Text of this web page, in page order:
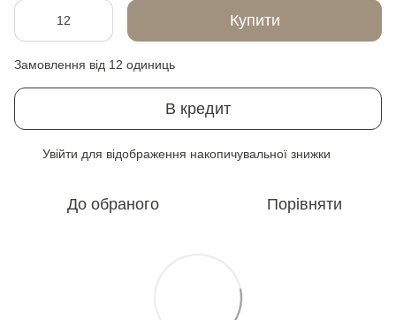
Купити
Замовлення від 12 одиниць
В кредит
Увійти для відображення накопичувальної знижки
До обраного Порівняти